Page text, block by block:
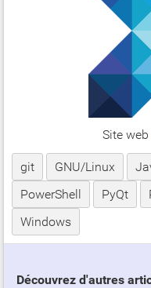
Site web
git GNU/Linux
PowerShell
PyQt
Windows
Découvrez d'autres